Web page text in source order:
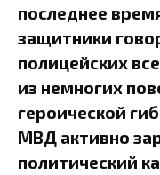
последнее
защитники
полицейских
из немногих
героической
МВД активно
политический